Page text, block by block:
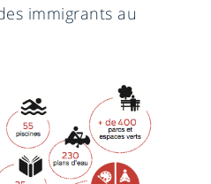
immigrants au